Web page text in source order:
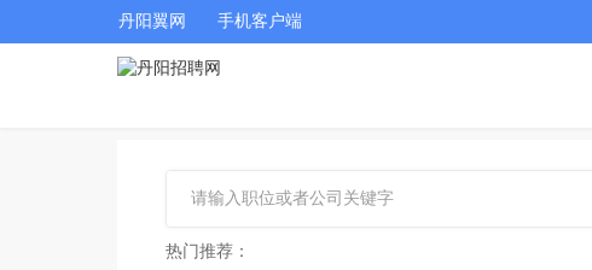
丹阳翼网 手机客户端
热门推荐：